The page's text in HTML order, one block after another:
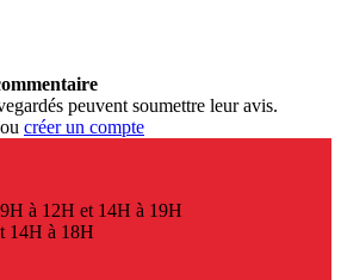
peuvent soumettre leur avis.
créer un compte
à 12H et 14H à 19H
14H à 18H